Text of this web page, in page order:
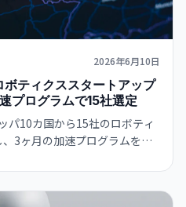
2026年6月10日
ティクススタートアップ
ログラムで15社選定
10カ国から15社のロボティ
3ヶ月の加速プログラムを開
開。